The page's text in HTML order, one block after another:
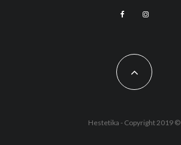
Hestetika - Copyright 2019 ©